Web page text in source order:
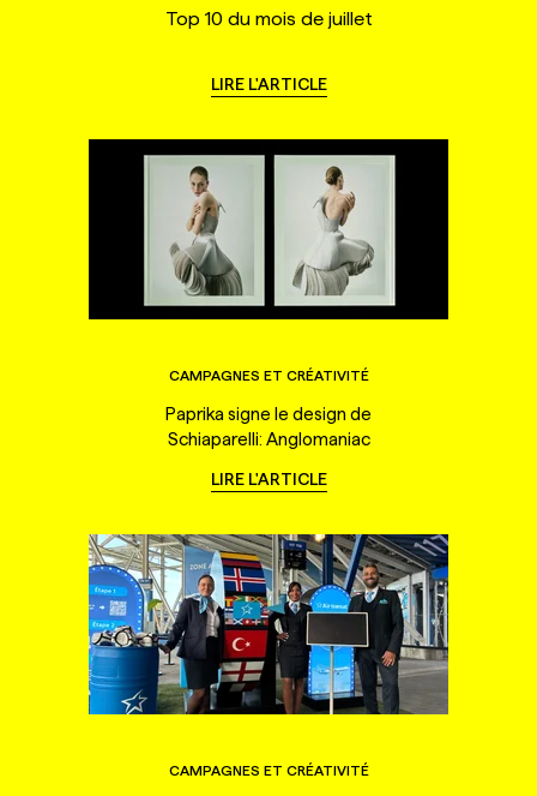
Top 10 du mois de juillet
LIRE L'ARTICLE
CAMPAGNES ET CRÉATIVITÉ
Paprika signe le design de
Schiaparelli: Anglomaniac
LIRE L'ARTICLE
CAMPAGNES ET CRÉATIVITÉ